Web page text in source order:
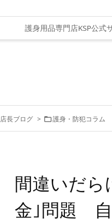
護身用品専門店KSP公式
店長ブログ > 護身・防犯コラム
間違いだら
金｣問題 自